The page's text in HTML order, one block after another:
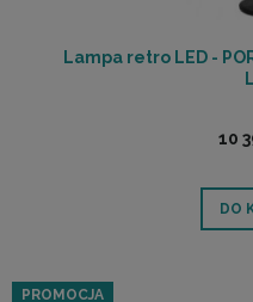
Lampa retro LED -
10
DO
PROMOCJA